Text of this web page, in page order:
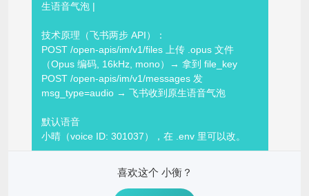
生语音气泡 |
技术原理（飞书两步 API）：
POST /open-apis/im/v1/files 上传 .opus 文件
（Opus 编码, 16kHz, mono）→ 拿到 file_key
POST /open-apis/im/v1/messages 发
msg_type=audio → 飞书收到原生语音气泡
默认语音
小晴（voice ID: 301037），在 .env 里可以改。
用 tts 工具 → 飞书收不到
喜欢这个 小衡？